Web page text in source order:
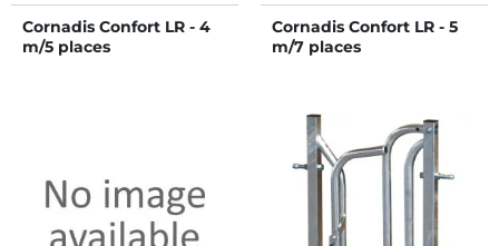
Cornadis Confort LR - 4
m/5 places
Cornadis Confort LR - 5
m/7 places